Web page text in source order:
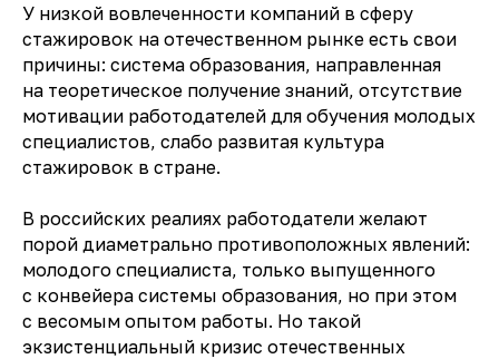
У низкой вовлеченности компаний в сферу
стажировок на отечественном рынке есть свои
причины: система образования, направленная
на теоретическое получение знаний, отсутствие
мотивации работодателей для обучения молодых
специалистов, слабо развитая культура
стажировок в стране.
В российских реалиях работодатели желают
порой диаметрально противоположных явлений:
молодого специалиста, только выпущенного
с конвейера системы образования, но при этом
с весомым опытом работы. Но такой
экзистенциальный кризис отечественных
ОСТАНЬТЕСЬ
В КУРСЕ